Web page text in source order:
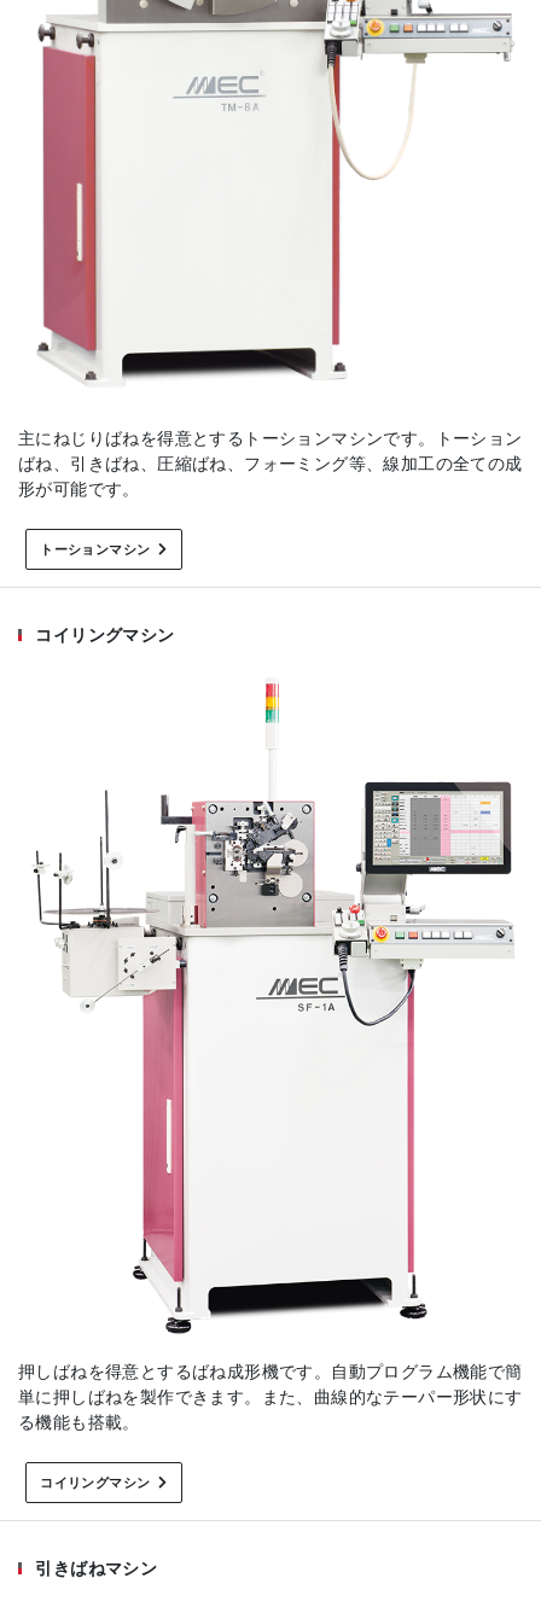
主にねじりばねを得意とするトーションマシンです。トーション
ばね、引きばね、圧縮ばね、フォーミング等、線加工の全ての成
形が可能です。
トーションマシン
コイリングマシン
押しばねを得意とするばね成形機です。自動プログラム機能で簡
単に押しばねを製作できます。また、曲線的なテーパー形状にす
る機能も搭載。
コイリングマシン
引きばねマシン